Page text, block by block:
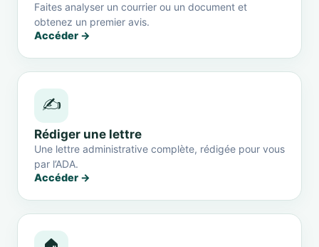
Faites analyser un courrier ou un document et
obtenez un premier avis.
Accéder →
✍️
Rédiger une lettre
Une lettre administrative complète, rédigée pour vous
par l’ADA.
Accéder →